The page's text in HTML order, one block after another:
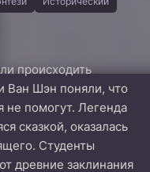
происходить
Ван Шэн поняли, что
помогут. Легенда
сказкой, оказалась
Студенты
древние заклинания